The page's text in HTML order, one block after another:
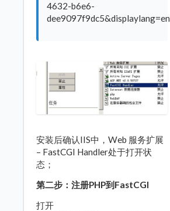
4632-b6e6-
dee9097f9dc5&displaylang=en
安装后确认IIS中，Web 服务扩展
– FastCGI Handler处于打开状
态；
第二步：注册PHP到FastCGI
打开